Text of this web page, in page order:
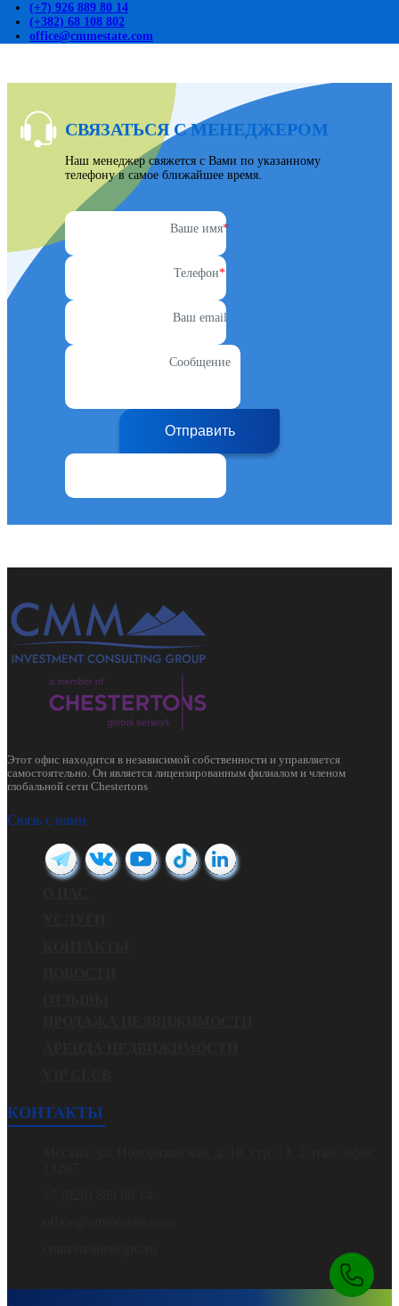
(+7) 926 889 80 14
(+382) 68 108 802
office@cmmestate.com
СВЯЗАТЬСЯ С МЕНЕДЖЕРОМ
Наш менеджер свяжется с Вами по указанному
телефону в самое ближайшее время.
Ваше имя*
Телефон*
Ваш email
Сообщение
Отправить
Этот офис находится в независимой собственности и управляется
самостоятельно. Он является лицензированным филиалом и членом
глобальной сети Chestertons
Связь с нами
КОНТАКТЫ